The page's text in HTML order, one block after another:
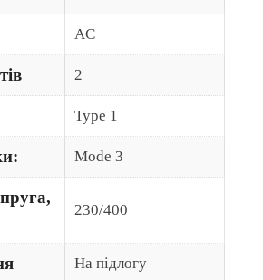
AC
2
Type 1
Mode 3
230/400
На підлогу